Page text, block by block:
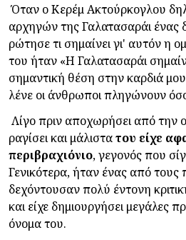
Όταν ο Κερέμ Ακτούρκογλου
αρχηγών της Γαλατασαράι ένας
ρώτησε τι σημαίνει γι' αυτόν η
του ήταν «Η Γαλατασαράι
σημαντική θέση στην καρδιά
λένε οι άνθρωποι πληγώνουν
Λίγο πριν αποχωρήσει από την
ραγίσει και μάλιστατου είχε
περιβραχιόνιο, γεγονός που
Γενικότερα, ήταν ένας από τους
δεχόντουσαν πολύ έντονη
και είχε δημιουργήσει μεγάλες
όνομα του.